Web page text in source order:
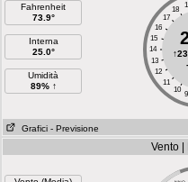
Fahrenheit
73.9°
Interna
25.0°
Umidità
89% ↑
18
17
16
15
14
13
12
11
10
9
↑
Grafici - Previsione
Vento |